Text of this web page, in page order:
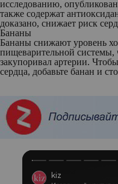
исследованию,
также содержат
доказано, снижает риск
Бананы
Бананы снижают уровень
пищеварительной системы,
закупоривал артерии.
сердца, добавьте банан и